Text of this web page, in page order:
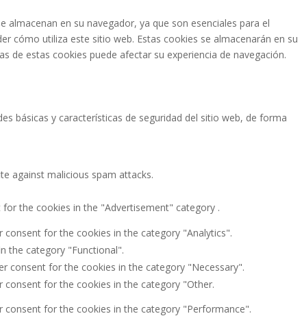
en su navegador, ya que son esenciales para el
cómo utiliza este sitio web. Estas cookies se almacenarán en su
de estas cookies puede afectar su experiencia de navegación.
básicas y características de seguridad del sitio web, de forma
against malicious spam attacks.
the cookies in the "Advertisement" category .
consent for the cookies in the category "Analytics".
the category "Functional".
consent for the cookies in the category "Necessary".
consent for the cookies in the category "Other.
consent for the cookies in the category "Performance".